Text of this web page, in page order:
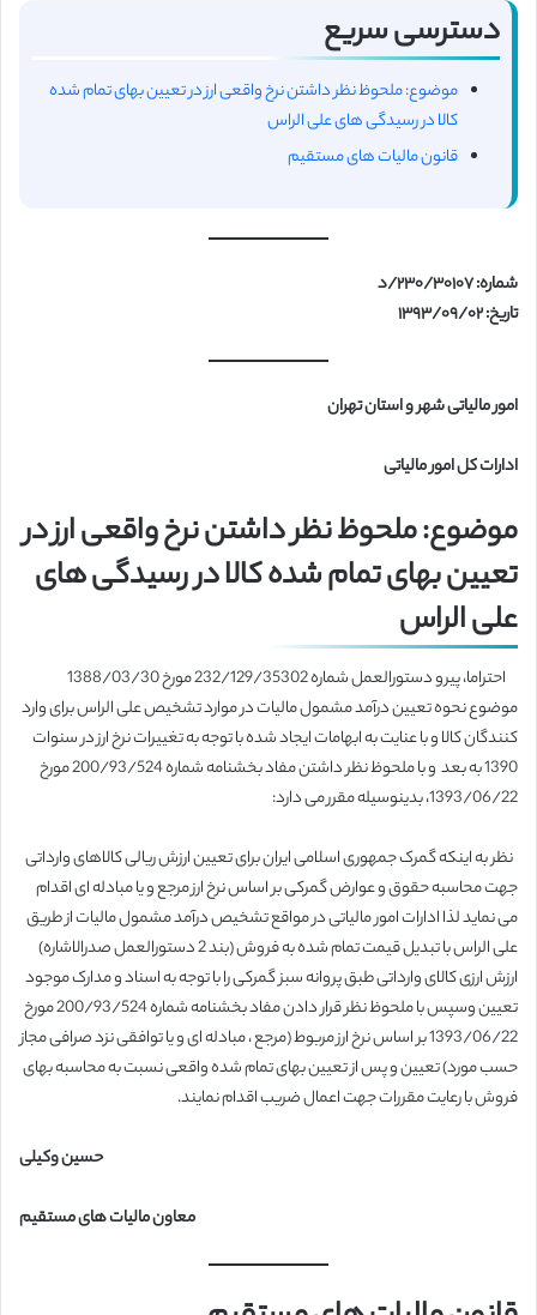
دسترسی سریع
موضوع: ملحوظ نظر داشتن نرخ واقعی ارز در تعیین بهای تمام شده
کالا در رسیدگی های علی الراس
قانون مالیات های مستقیم
شماره: ۲۳۰/۳۰۱۰۷/د
تاریخ: ۱۳۹۳/۰۹/۰۲
امور مالیاتی شهر و استان تهران
ادارات کل امور مالیاتی
موضوع: ملحوظ نظر داشتن نرخ واقعی ارز در
تعیین بهای تمام شده کالا در رسیدگی های
علی الراس
احتراما، پیرو دستورالعمل شماره 232/129/35302 مورخ 1388/03/30
موضوع نحوه تعیین درآمد مشمول مالیات در موارد تشخیص علی الراس برای وارد
کنندگان کالا و با عنایت به ابهامات ایجاد شده با توجه به تغییرات نرخ ارز در سنوات
1390 به بعد و با ملحوظ نظر داشتن مفاد بخشنامه شماره 200/93/524 مورخ
1393/06/22، بدینوسیله مقرر می دارد:
نظر به اینکه گمرک جمهوری اسلامی ایران برای تعیین ارزش ریالی کالاهای وارداتی
جهت محاسبه حقوق و عوارض گمرکی بر اساس نرخ ارز مرجع و یا مبادله ای اقدام
می نماید لذا ادارات امور مالیاتی در مواقع تشخیص درآمد مشمول مالیات از طریق
علی الراس با تبدیل قیمت تمام شده به فروش (بند 2 دستورالعمل صدرالاشاره)
ارزش ارزی کالای وارداتی طبق پروانه سبز گمرکی را با توجه به اسناد و مدارک موجود
تعیین وسپس با ملحوظ نظر قرار دادن مفاد بخشنامه شماره 200/93/524 مورخ
1393/06/22 بر اساس نرخ ارز مربوط (مرجع ، مبادله ای و یا توافقی نزد صرافی مجاز
حسب مورد) تعیین و پس از تعیین بهای تمام شده واقعی نسبت به محاسبه بهای
فروش با رعایت مقررات جهت اعمال ضریب اقدام نمایند.
حسین وکیلی
معاون مالیات های مستقیم